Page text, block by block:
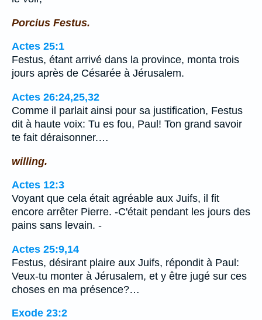
Porcius Festus.
Actes 25:1
Festus, étant arrivé dans la province, monta trois
jours après de Césarée à Jérusalem.
Actes 26:24,25,32
Comme il parlait ainsi pour sa justification, Festus
dit à haute voix: Tu es fou, Paul! Ton grand savoir
te fait déraisonner.…
willing.
Actes 12:3
Voyant que cela était agréable aux Juifs, il fit
encore arrêter Pierre. -C'était pendant les jours des
pains sans levain. -
Actes 25:9,14
Festus, désirant plaire aux Juifs, répondit à Paul:
Veux-tu monter à Jérusalem, et y être jugé sur ces
choses en ma présence?…
Exode 23:2